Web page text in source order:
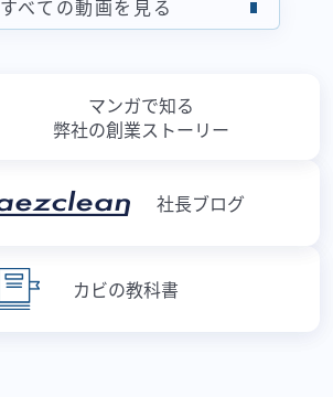
すべての動画を見る
カビの教科書
社長ブログ
マンガで知る
弊社の創業ストーリー